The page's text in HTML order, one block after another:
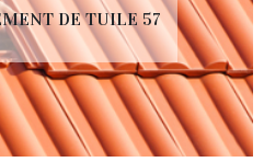
DE TUILE 57